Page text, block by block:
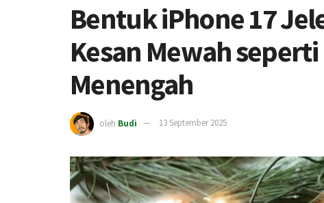
Bentuk iPhone 17
Kesan Mewah
Menengah
oleh Budi 13 September 2025